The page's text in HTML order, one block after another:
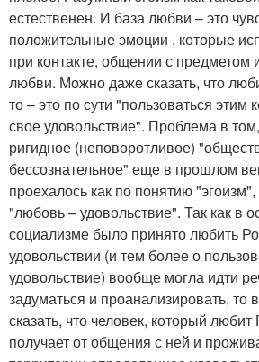
естественен. И база любви – это
положительные эмоции , которые
при контакте, общении с предметом
любви. Можно даже сказать, что
то – это по сути "пользоваться этим
свое удовольствие". Проблема в
ригидное (неповоротливое)
бессознательное" еще в прошлом
проехалось как по понятию "эгоизм",
"любовь – удовольствие". Так как в
социализме было принято любить
удовольствии (и тем более о
удовольствие) вообще могла идти
задуматься и проанализировать, то
сказать, что человек, который любит
получает от общения с ней и